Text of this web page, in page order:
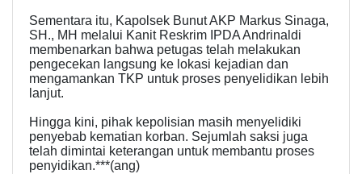
Sementara itu, Kapolsek Bunut AKP Markus Sinaga,
SH., MH melalui Kanit Reskrim IPDA Andrinaldi
membenarkan bahwa petugas telah melakukan
pengecekan langsung ke lokasi kejadian dan
mengamankan TKP untuk proses penyelidikan lebih
lanjut.
Hingga kini, pihak kepolisian masih menyelidiki
penyebab kematian korban. Sejumlah saksi juga
telah dimintai keterangan untuk membantu proses
penyidikan.***(ang)